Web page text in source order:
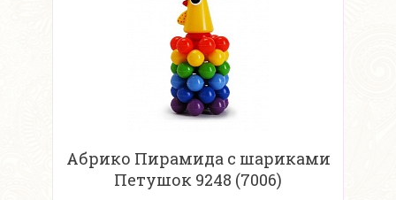
Абрико Пирамида с шариками
Петушок 9248 (7006)